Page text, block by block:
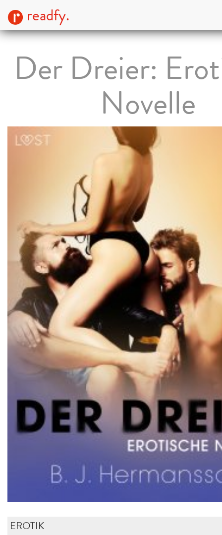
readfy.
Der Dreier:
Novelle
EROTIK